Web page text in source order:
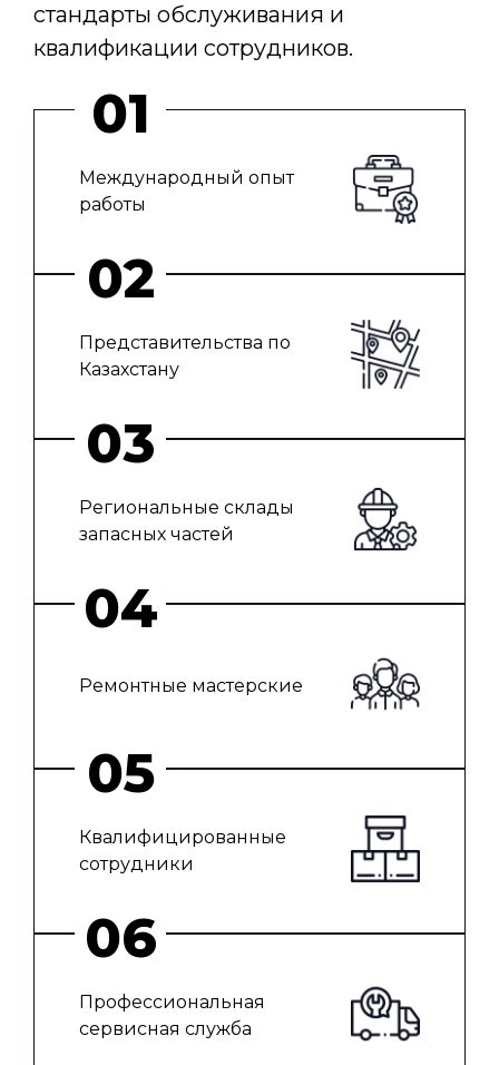
стандарты обслуживания и
квалификации сотрудников.
Международный опыт
работы
Представительства по
Казахстану
Региональные склады
запасных частей
Ремонтные мастерские
Квалифицированные
сотрудники
Профессиональная
сервисная служба